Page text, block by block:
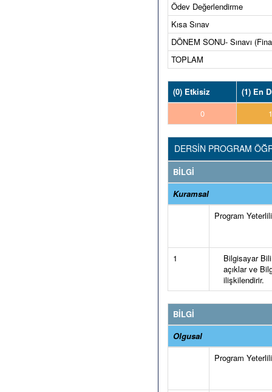
Ödev Değerlendirme
Kısa Sınav
DÖNEM SONU- Sınavı
TOPLAM
(0) Etkisiz
(1) En
0
1
DERSİN PROGRAM
BİLGİ
Kuramsal
Program
1
Bilgisayar
açıklar ve
ilişkilendirir.
BİLGİ
Olgusal
Program